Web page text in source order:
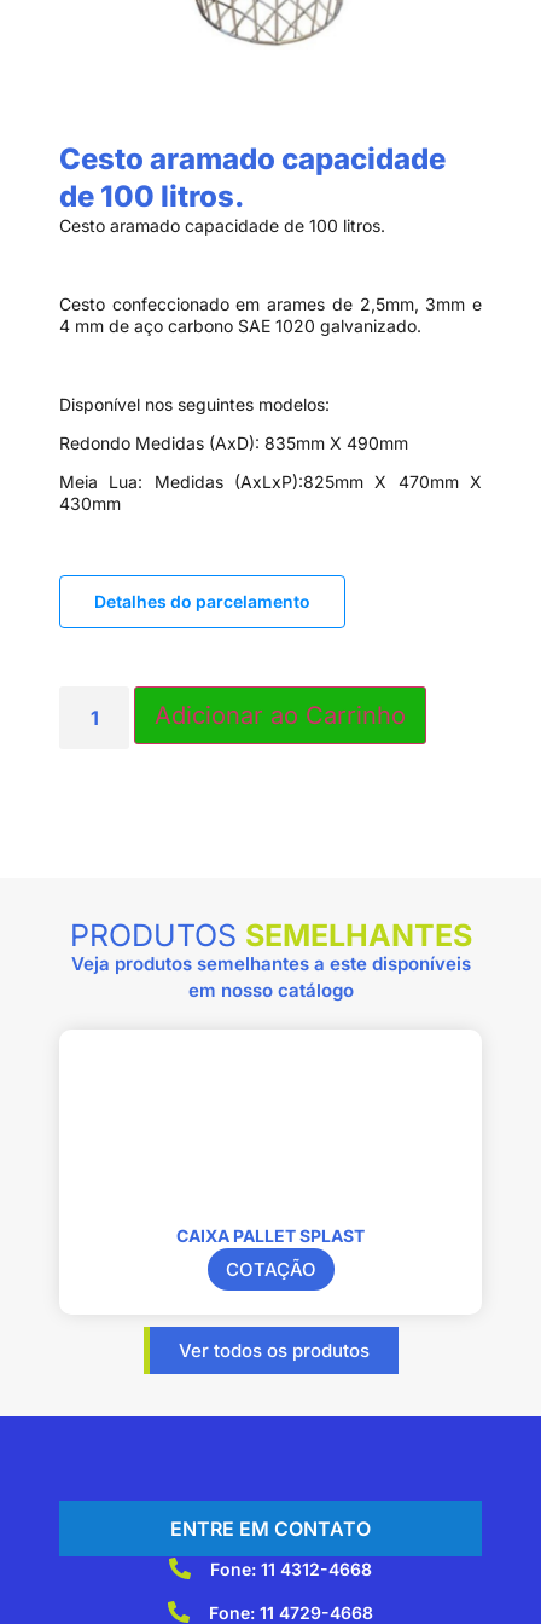
Cesto aramado capacidade
de 100 litros.
Cesto aramado capacidade de 100 litros.
Cesto confeccionado em arames de 2,5mm, 3mm e
4 mm de aço carbono SAE 1020 galvanizado.
Disponível nos seguintes modelos:
Redondo Medidas (AxD): 835mm X 490mm
Meia Lua: Medidas (AxLxP):825mm X 470mm X
430mm
Detalhes do parcelamento
PRODUTOS SEMELHANTES
Veja produtos semelhantes a este disponíveis
em nosso catálogo
CAIXA PALLET SPLAST
COTAÇÃO
Ver todos os produtos
ENTRE EM CONTATO
Fone: 11 4312-4668
Fone: 11 4729-4668